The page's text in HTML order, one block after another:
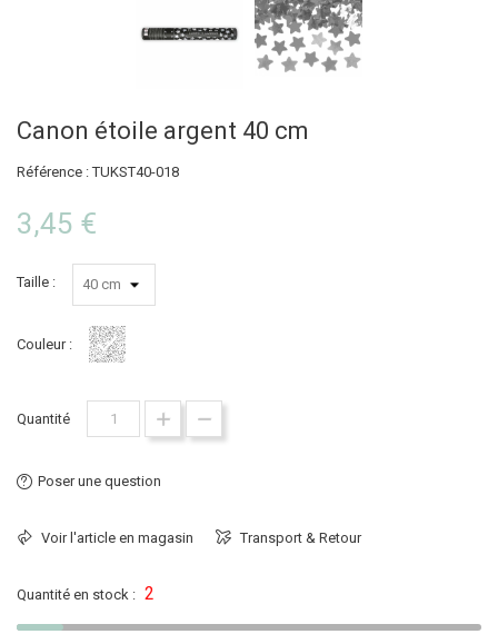
Canon étoile argent 40 cm
Référence : TUKST40-018
3,45 €
Taille :
Couleur : Argent
Quantité
Poser une question
Voir l'article en magasin Transport & Retour
Quantité en stock : 2